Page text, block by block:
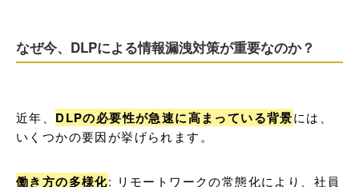
なぜ今、DLPによる情報漏洩対策が重要なのか？
近年、 DLPの必要性が急速に高まっている背景には、
いくつかの要因が挙げられます。
働き方の多様化: リモートワークの常態化により、社員